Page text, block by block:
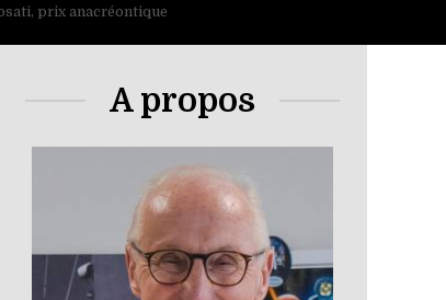
prix anacréontique
A propos